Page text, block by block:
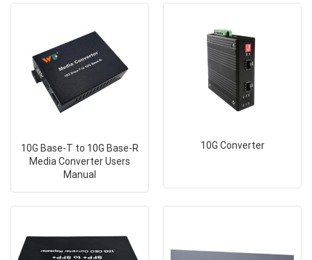
10G Base-T to 10G Base-R
Media Converter Users
Manual
10G Converter